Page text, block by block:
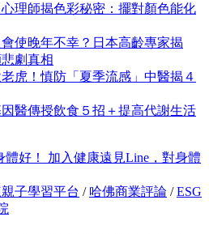
理師揭色彩秘密：擺對顏色能化
使晚年不幸？日本高齡專家揭
劇真相
虎！慎防「夏季流感」中醫揭４
醫傳授飲食５招＋提高代謝生活
加入健康遠見Line，對身體
子學習平台 / 哈佛商業評論 /ESG